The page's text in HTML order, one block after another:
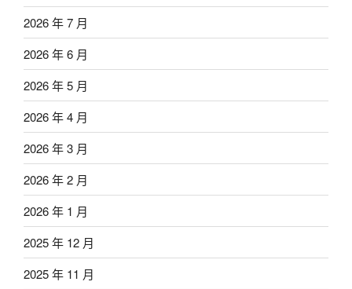
2026 年 7 月
2026 年 6 月
2026 年 5 月
2026 年 4 月
2026 年 3 月
2026 年 2 月
2026 年 1 月
2025 年 12 月
2025 年 11 月